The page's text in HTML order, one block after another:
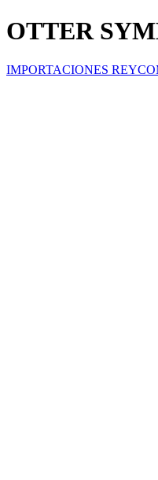
OTTER
IMPORTACIONES